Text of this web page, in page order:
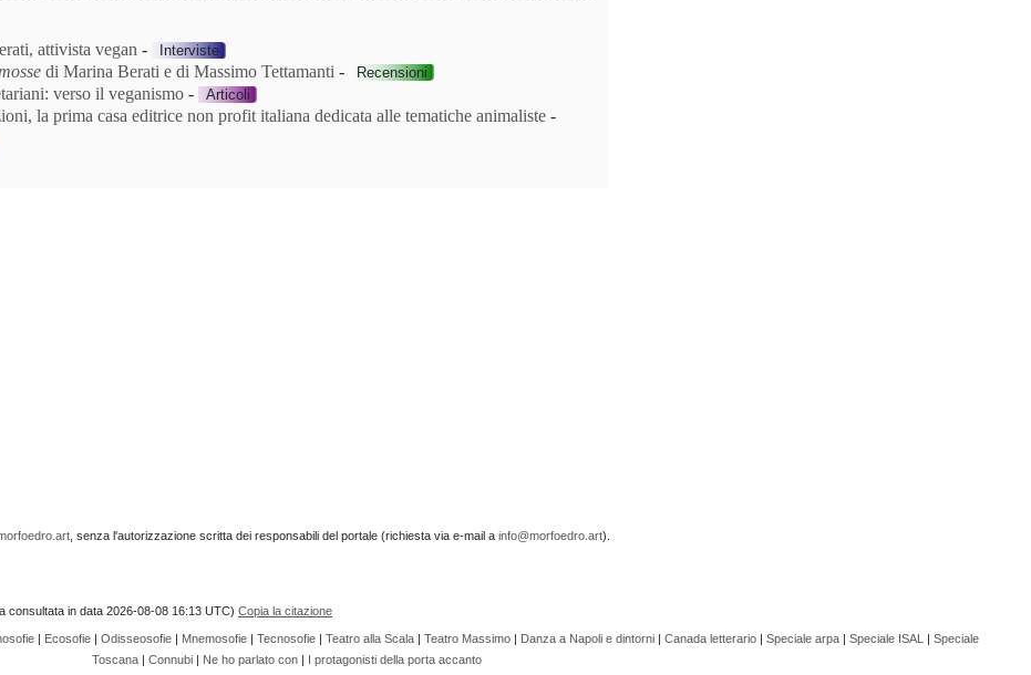
attivista vegan - Interviste
di Marina Berati e di Massimo Tettamanti - Recensioni
verso il veganismo - Articoli
la prima casa editrice non profit italiana dedicata alle tematiche animaliste -
, senza l'autorizzazione scritta dei responsabili del portale (richiesta via e-mail a info@morfoedro.art).
consultata in data 2026-08-08 16:13 UTC) Copia la citazione
| Ecosofie| Odisseosofie| Mnemosofie| Tecnosofie| Teatro alla Scala| Teatro Massimo| Danza a Napoli e dintorni| Canada letterario| Speciale arpa| Speciale ISAL | Speciale
Toscana | Connubi | Ne ho parlato con | I protagonisti della porta accanto